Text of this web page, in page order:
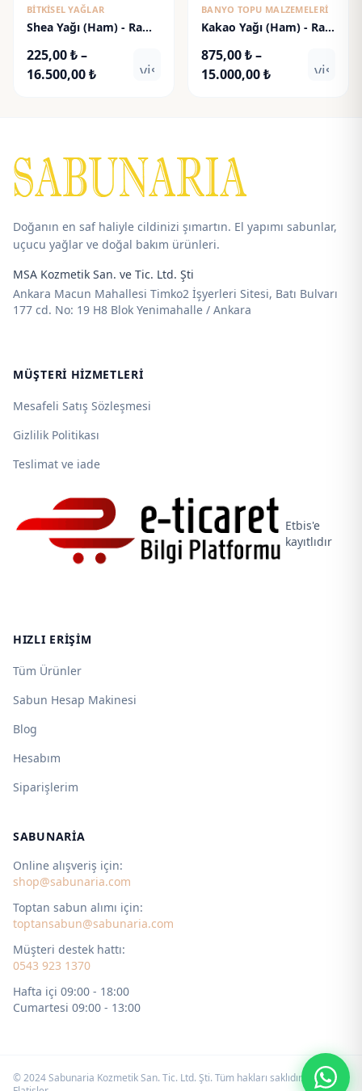
BITKISEL YAĞLAR
Shea Yağı (Ham) - Raw
225,00₺–
16.500,00₺Fiyat
visibility
BANYO TOPU MALZEMELERI
Kakao Yağı (Ham) - Raw
875,00₺–
15.000,00₺Fiyat
Doğanın en saf haliyle cildinizi şımartın. El yapımı sabunlar,
uçucu yağlar ve doğal bakım ürünleri.
MSA Kozmetik San. ve Tic. Ltd. Şti
Ankara Macun Mahallesi Timko2 İşyerleri Sitesi, Batı Bulvarı
177 cd. No: 19 H8 Blok Yenimahalle / Ankara
MÜŞTERI HIZMETLERI
Mesafeli Satış Sözleşmesi
Gizlilik Politikası
Teslimat ve iade
Etbis'e
kayıtlıdır
HIZLI ERIŞIM
Tüm Ürünler
Sabun Hesap Makinesi
Blog
Hesabım
Siparişlerim
SABUNARIA
Online alışveriş için:
shop@sabunaria.com
Toptan sabun alımı için:
toptansabun@sabunaria.com
Müşteri destek hattı:
0543 923 1370
Hafta içi 09:00 - 18:00
Cumartesi 09:00 - 13:00
© 2024 Sabunaria Kozmetik San. Tic. Ltd. Şti. Tüm hakları saklıdır. by